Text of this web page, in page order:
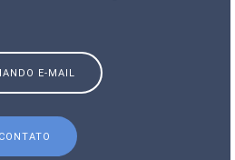
E-MAIL